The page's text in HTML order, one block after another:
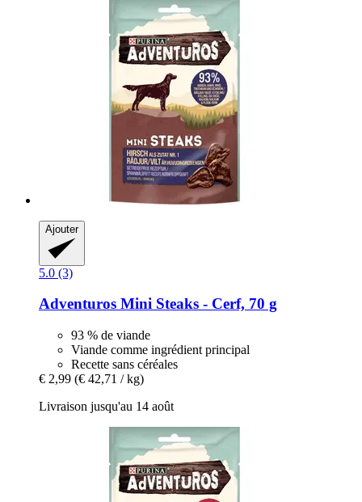
Ajouter
5.0 (3)
Adventuros Mini Steaks -​ Cerf, 70 g
93 % de viande
Viande comme ingrédient principal
Recette sans céréales
€ 2,99 (€ 42,71 / kg)
Livraison jusqu'au 14 août